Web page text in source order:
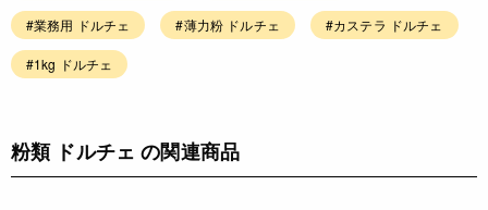
#業務用 ドルチェ #薄力粉 ドルチェ #カステラ ドルチェ
#1kg ドルチェ
粉類 ドルチェ の関連商品